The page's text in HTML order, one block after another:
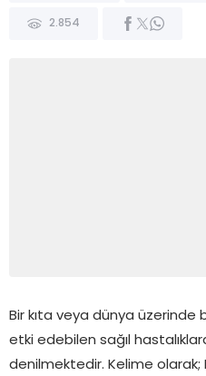
2.854
Bir kıta veya dünya üzerinde
etki edebilen sağıl
denilmektedir. Kelime olarak;